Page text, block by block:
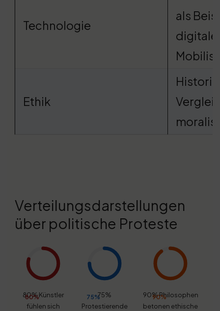
Technologie
als
digitale
Ethik
Verteilungsdarstellungen
über politische Proteste
80%
80% Künstler
fühlen sich
75%75%
Protestierende
90%
90% Philosophen
betonen ethische